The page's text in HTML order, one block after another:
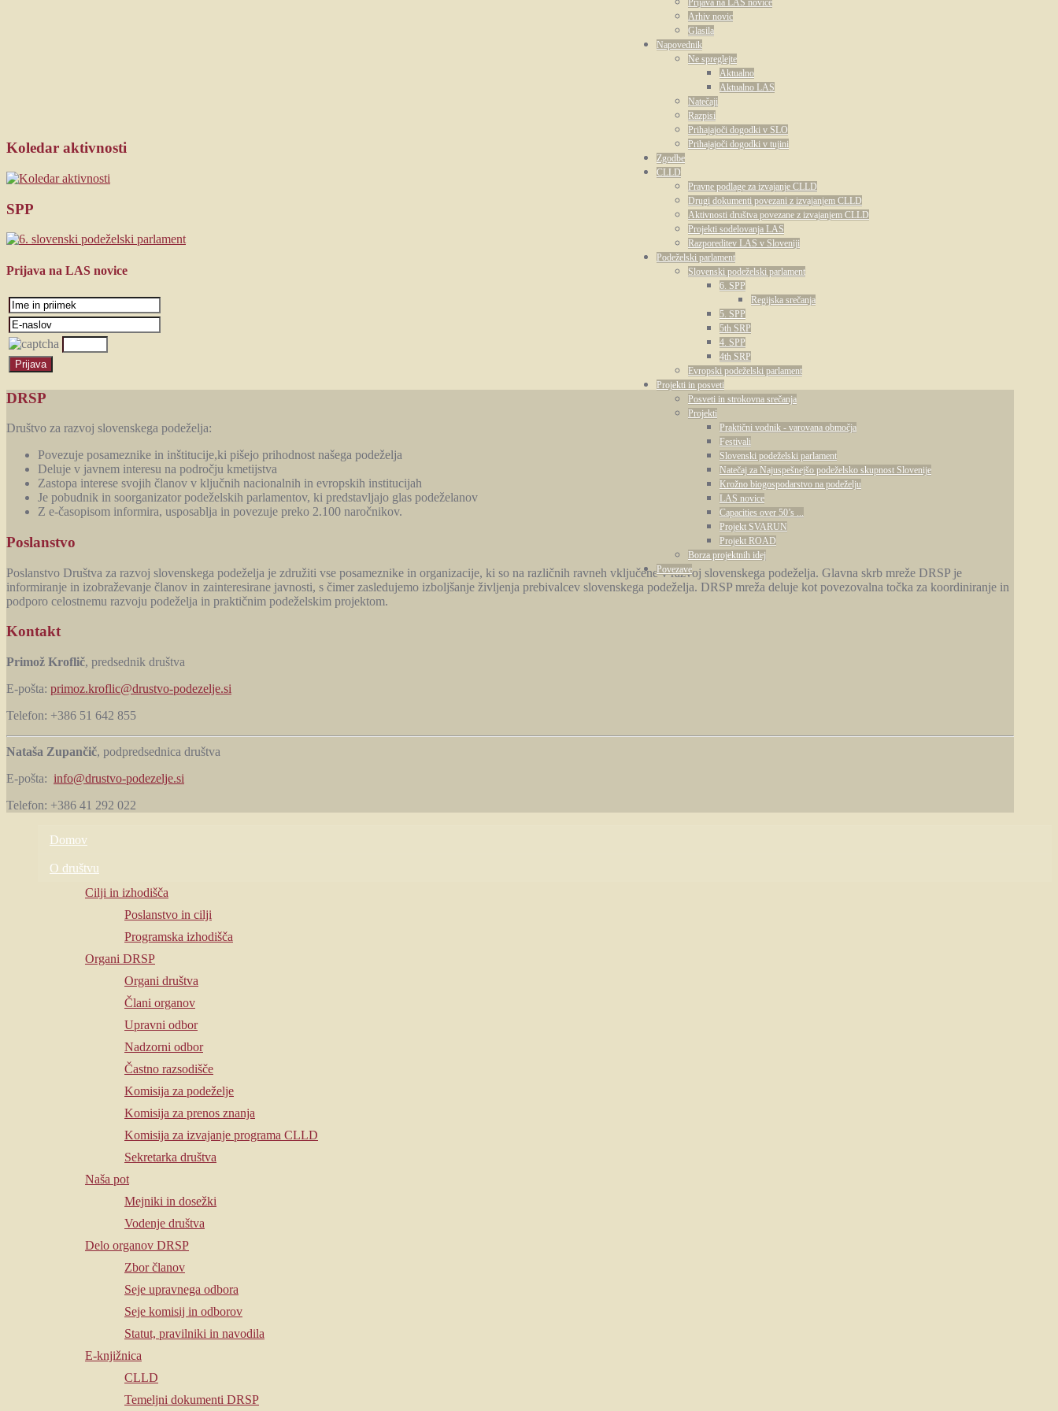
Prijava na LAS novice
Arhiv novic
Glasila
Napovednik
Ne spreglejte
Aktualno
Aktualno LAS
Natečaji
Razpisi
Prihajajoči dogodki v SLO
Prihajajoči dogodki v tujini
Zgodbe
CLLD
Pravne podlage za izvajanje CLLD
Drugi dokumenti povezani z izvajanjem CLLD
Aktivnosti društva povezane z izvajanjem CLLD
Projekti sodelovanja LAS
Razporeditev LAS v Sloveniji
Podeželski parlament
Slovenski podeželski parlament
6. SPP
Regijska srečanja
5. SPP
5th SRP
4. SPP
4th SRP
Evropski podeželski parlament
Projekti in posveti
Posveti in strokovna srečanja
Projekti
Praktični vodnik - varovana območja
Festivali
Slovenski podeželski parlament
Natečaj za Najuspešnejšo podeželsko skupnost Slovenije
Krožno biogospodarstvo na podeželju
LAS novice
Capacities over 50’s ...
Projekt SVARUN
Projekt ROAD
Borza projektnih idej
Povezave
Koledar aktivnosti
SPP
Prijava na LAS novice
DRSP
Društvo za razvoj slovenskega podeželja:
Povezuje posameznike in inštitucije,ki pišejo prihodnost našega podeželja
Deluje v javnem interesu na področju kmetijstva
Zastopa interese svojih članov v ključnih nacionalnih in evropskih institucijah
Je pobudnik in soorganizator podeželskih parlamentov, ki predstavljajo glas podeželanov
Z e-časopisom informira, usposablja in povezuje preko 2.100 naročnikov.
Poslanstvo
Poslanstvo Društva za razvoj slovenskega podeželja je združiti vse posameznike in organizacije, ki so na različnih ravneh vključene v razvoj slovenskega podeželja. Glavna skrb mreže DRSP je
informiranje in izobraževanje članov in zainteresirane javnosti, s čimer zasledujemo izboljšanje življenja prebivalcev slovenskega podeželja. DRSP mreža deluje kot povezovalna točka za koordiniranje in
podporo celostnemu razvoju podeželja in praktičnim podeželskim projektom.
Kontakt
Primož Kroflič, predsednik društva
E-pošta: primoz.kroflic@drustvo-podezelje.si
Telefon: +386 51 642 855
Nataša Zupančič, podpredsednica društva
E-pošta: info@drustvo-podezelje.si
Telefon: +386 41 292 022
Domov
O društvu
Cilji in izhodišča
Poslanstvo in cilji
Programska izhodišča
Organi DRSP
Organi društva
Člani organov
Upravni odbor
Nadzorni odbor
Častno razsodišče
Komisija za podeželje
Komisija za prenos znanja
Komisija za izvajanje programa CLLD
Sekretarka društva
Naša pot
Mejniki in dosežki
Vodenje društva
Delo organov DRSP
Zbor članov
Seje upravnega odbora
Seje komisij in odborov
Statut, pravilniki in navodila
E-knjižnica
CLLD
Temeljni dokumenti DRSP